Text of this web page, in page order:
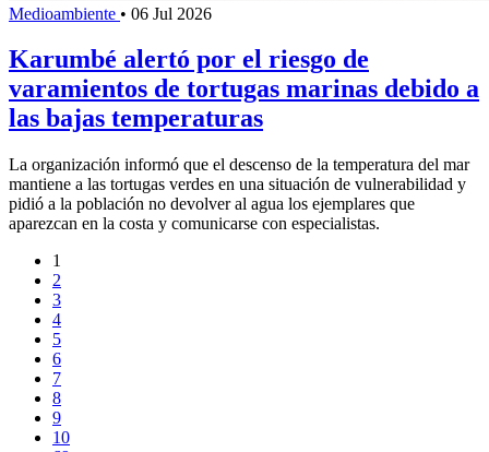
Medioambiente • 06 Jul 2026
Karumbé alertó por el riesgo de
varamientos de tortugas marinas debido a
las bajas temperaturas
La organización informó que el descenso de la temperatura del mar
mantiene a las tortugas verdes en una situación de vulnerabilidad y
pidió a la población no devolver al agua los ejemplares que
aparezcan en la costa y comunicarse con especialistas.
1
2
3
4
5
6
7
8
9
10